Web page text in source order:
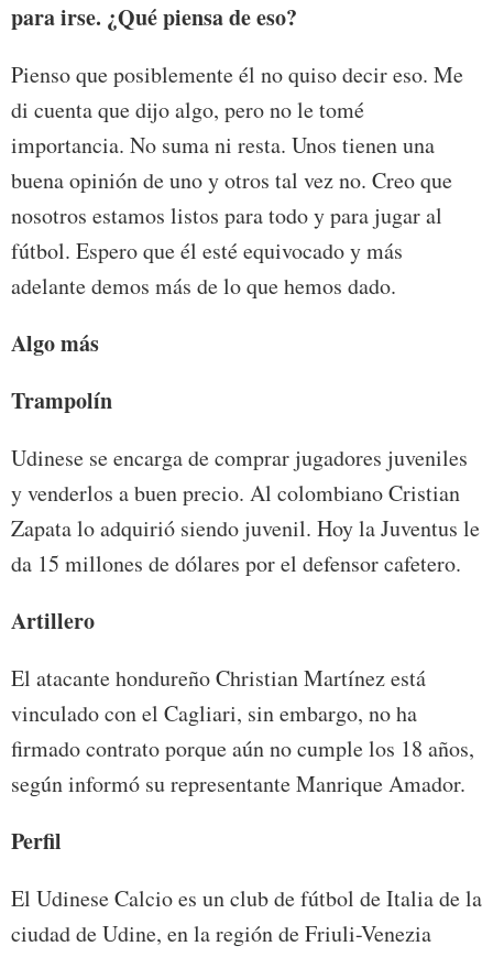
para irse. ¿Qué piensa de eso?
Pienso que posiblemente él no quiso decir eso. Me
di cuenta que dijo algo, pero no le tomé
importancia. No suma ni resta. Unos tienen una
buena opinión de uno y otros tal vez no. Creo que
nosotros estamos listos para todo y para jugar al
fútbol. Espero que él esté equivocado y más
adelante demos más de lo que hemos dado.
Algo más
Trampolín
Udinese se encarga de comprar jugadores juveniles
y venderlos a buen precio. Al colombiano Cristian
Zapata lo adquirió siendo juvenil. Hoy la Juventus le
da 15 millones de dólares por el defensor cafetero.
Artillero
El atacante hondureño Christian Martínez está
vinculado con el Cagliari, sin embargo, no ha
firmado contrato porque aún no cumple los 18 años,
según informó su representante Manrique Amador.
Perfil
El Udinese Calcio es un club de fútbol de Italia de la
ciudad de Udine, en la región de Friuli-Venezia